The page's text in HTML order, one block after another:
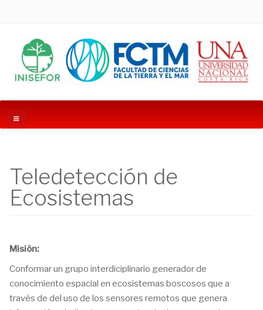
Teledetección de
Ecosistemas
Misión:
Conformar un grupo interdiciplinario generador de
conocimiento espacial en ecosistemas boscosos que a
través de del uso de los sensores remotos que genera